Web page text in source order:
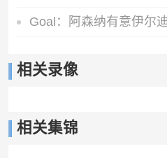
相关录像
相关集锦